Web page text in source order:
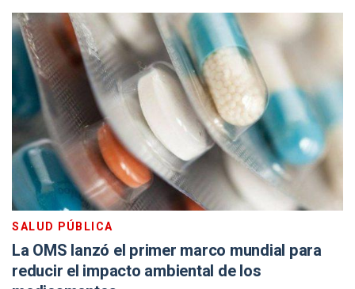
SALUD PÚBLICA
La OMS lanzó el primer marco mundial para
reducir el impacto ambiental de los